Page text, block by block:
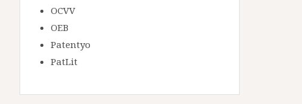
OCVV
OEB
Patentyo
PatLit